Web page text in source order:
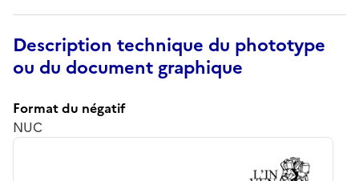
Description technique du phototype
ou du document graphique
Format du négatif
NUC